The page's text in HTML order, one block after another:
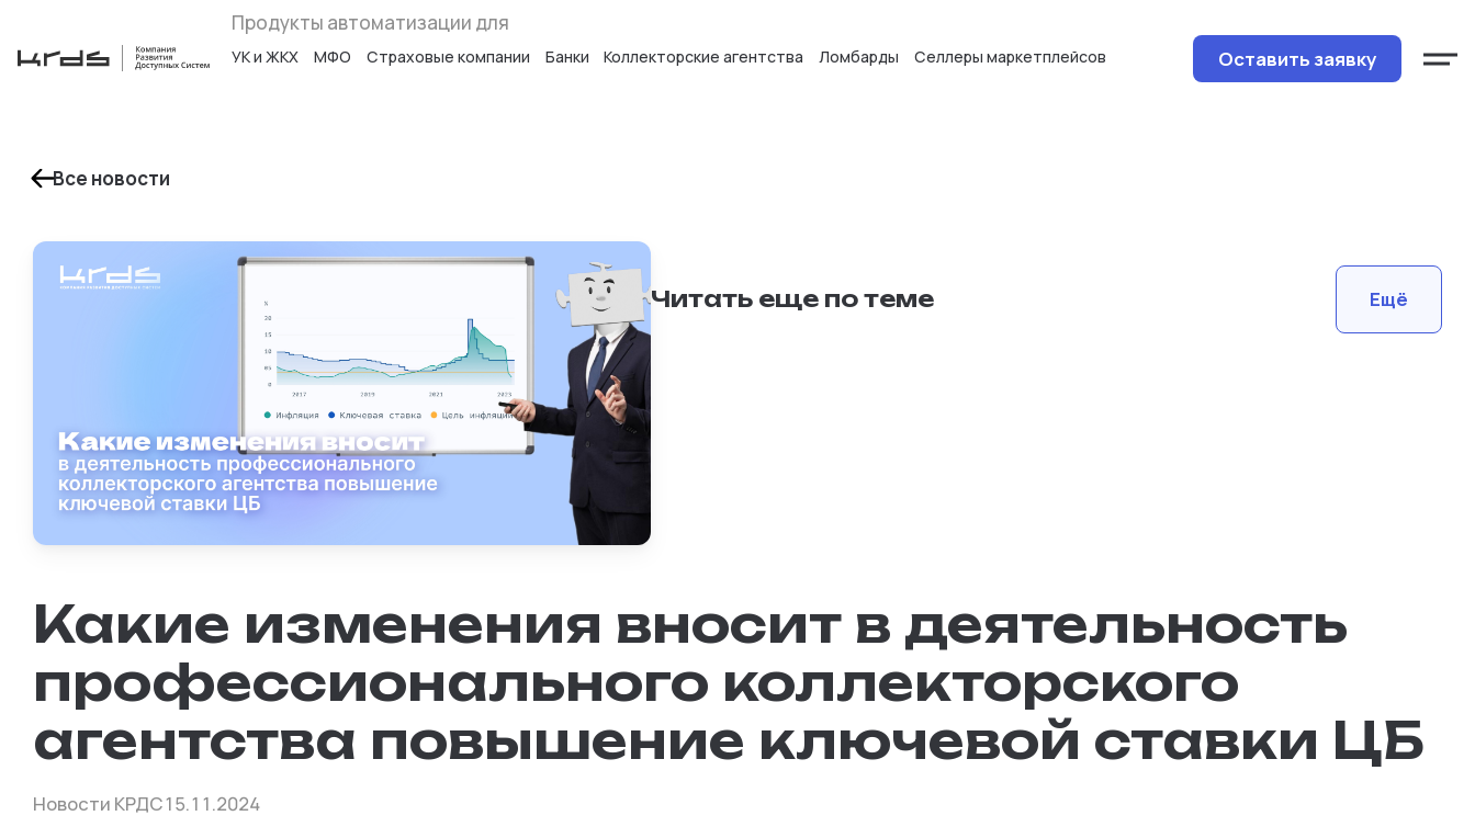
Продукты автоматизации для
УК и ЖКХ МФО Страховые компании Банки Коллекторские агентства Ломбарды Селлеры маркетплейсов Оставить заявку
Все новости
Читать еще по теме Ещё
Какие изменения вносит в деятельность
профессионального коллекторского
агентства повышение ключевой ставки ЦБ
Новости КРДС15.11.2024